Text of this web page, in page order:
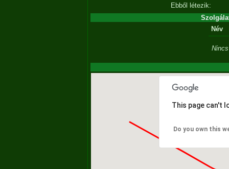
Ebből létezik:
Név
This page can't
Do you own this